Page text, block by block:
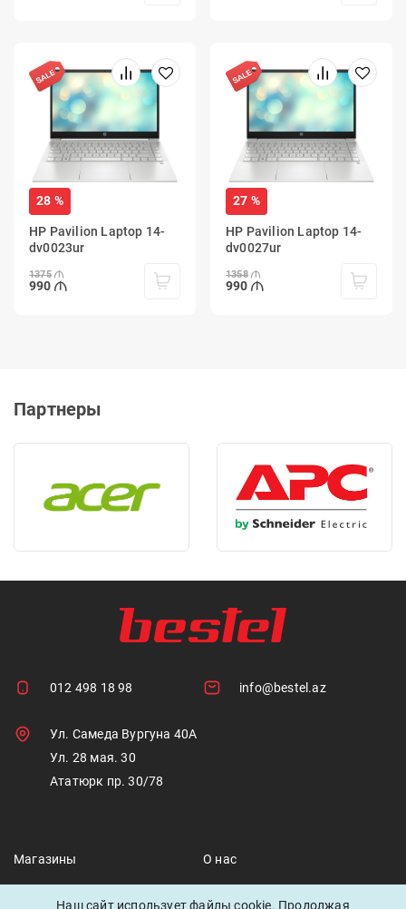
Наш сайт использует файлы cookie. Продолжая
28 %
HP Pavilion Laptop 14-
dv0023ur
1375
990
27 %
HP Pavilion Laptop 14-
dv0027ur
1358
990
Партнеры
012 498 18 98 info@bestel.az
Ул. Самеда Вургуна 40А
Ул. 28 мая. 30
Ататюрк пр. 30/78
Магазины О нас
Скидки